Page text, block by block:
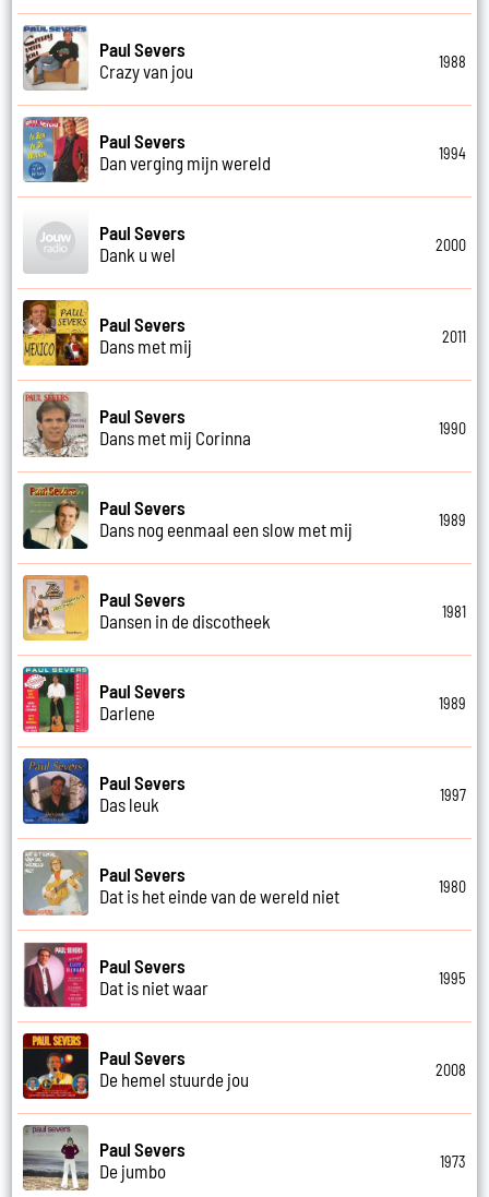
Paul Severs
Crazy van jou
1988
Paul Severs
Dan verging mijn wereld
1994
Paul Severs
Dank u wel
2000
Paul Severs
Dans met mij
2011
Paul Severs
Dans met mij Corinna
1990
Paul Severs
Dans nog eenmaal een slow met mij
1989
Paul Severs
Dansen in de discotheek
1981
Paul Severs
Darlene
1989
Paul Severs
Das leuk
1997
Paul Severs
Dat is het einde van de wereld niet
1980
Paul Severs
Dat is niet waar
1995
Paul Severs
De hemel stuurde jou
2008
Paul Severs
De jumbo
1973